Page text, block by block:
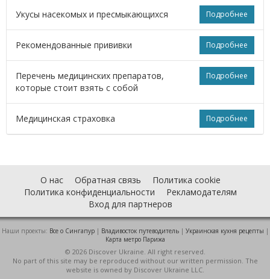
Подробнее
Укусы насекомых и пресмыкающихся
Подробнее
Рекомендованные прививки
Подробнее
Перечень медицинских препаратов,
которые стоит взять с собой
Подробнее
Медицинская страховка
О нас Обратная связь
Политика cookie
Политика конфиденциальности
Рекламодателям
Вход для партнеров
Наши проекты: Все о Cингапур| Владивосток путеводитель| Украинская кухня рецепты |
Карта метро Парижа
© 2026 Discover Ukraine. All right reserved.
No part of this site may be reproduced without our written permission. The
website is owned by Discover Ukraine LLC.